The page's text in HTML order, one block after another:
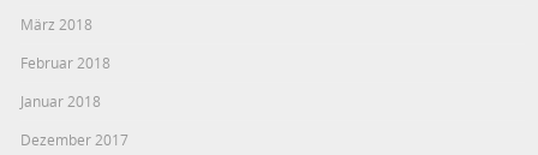
März 2018
Februar 2018
Januar 2018
Dezember 2017